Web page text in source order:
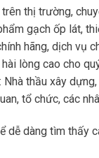
thị trường,
gạch ốp lát,
hãng, dịch vụ
lòng cao cho
thầu xây
tổ chức, các
dễ dàng tìm thấy